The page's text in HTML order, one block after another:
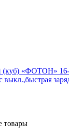
(куб) «ФОТОН»
выкл.,быстрая
товары